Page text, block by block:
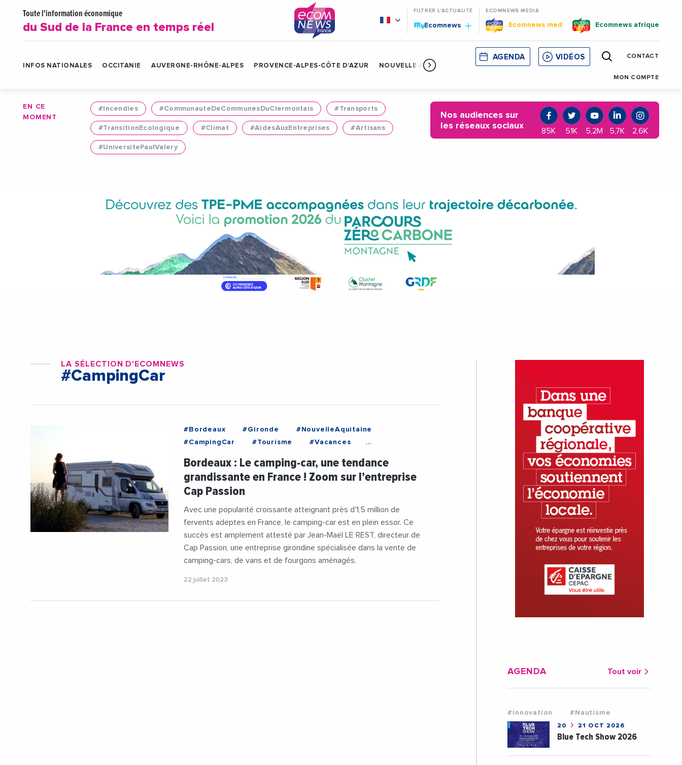
Toute l'information économique
du Sud de la France en temps réel
FILTRER L'ACTUALITÉ
MyEcomnews
ECOMNEWS MEDIA
Ecomnews med Ecomnews afrique
INFOS NATIONALES OCCITANIE AUVERGNE-RHÔNE-ALPES PROVENCE-ALPES-CÔTE D'AZUR NOUVELLE AQUITAINE CORSE MONACO CATALOGNE
AGENDA VIDÉOS CONTACT
MON COMPTE
EN CE
MOMENT
#Incendies #CommunauteDeCommunesDuClermontais #Transports
#TransitionEcologique #Climat #AidesAuxEntreprises #Artisans
#UniversitePaulValery
Nos audiences sur
les réseaux sociaux
85K 51K 5,2M 5,7K 2,6K
LA SÉLECTION D'ECOMNEWS
#CampingCar
#Bordeaux #Gironde
#NouvelleAquitaine
#CampingCar
#Tourisme
#Vacances
Bordeaux : Le camping-car, une tendance
grandissante en France ! Zoom sur l’entreprise
Cap Passion
Avec une popularité croissante atteignant près d'1,5 million de
fervents adeptes en France, le camping-car est en plein essor. Ce
succès est amplement attesté par Jean-Maël LE REST, directeur de
Cap Passion, une entreprise girondine spécialisée dans la vente de
camping-cars, de vans et de fourgons aménagés.
22 juillet 2023
AGENDA Tout voir
#Innovation #Nautisme
20 21 OCT 2026
Blue Tech Show 2026